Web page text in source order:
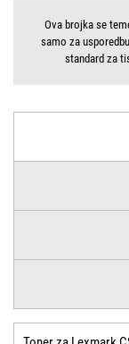
Ova brojka se
samo za
standard za